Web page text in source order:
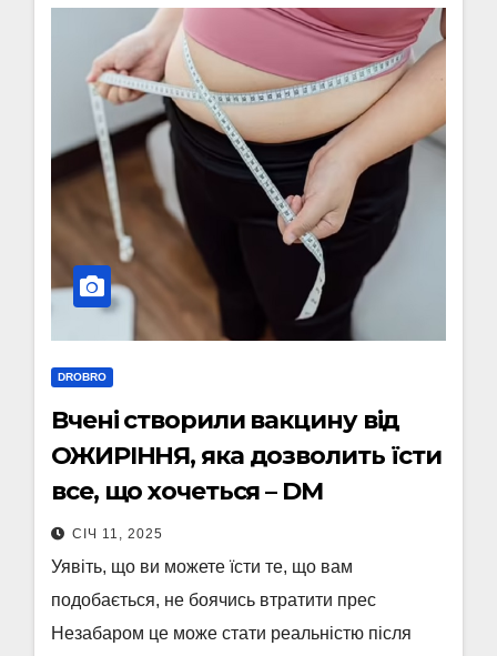
DROBRO
Вчені створили вакцину від
ОЖИРІННЯ, яка дозволить їсти
все, що хочеться – DM
СІЧ 11, 2025
Уявіть, що ви можете їсти те, що вам
подобається, не боячись втратити прес
Незабаром це може стати реальністю після